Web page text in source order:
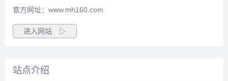
官方网址：www.mh160.com
进入网站 ▷
站点介绍